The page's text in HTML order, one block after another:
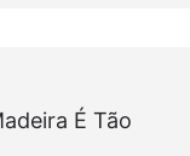
É Tão